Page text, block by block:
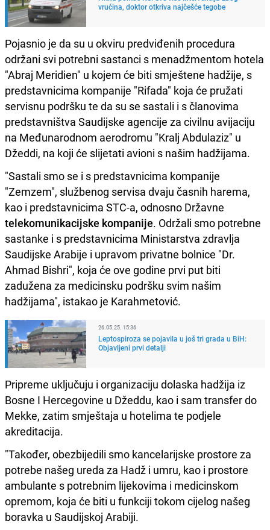
vrućina, doktor otkriva najčešće tegobe
Pojasnio je da su u okviru predviđenih procedura
održani svi potrebni sastanci s menadžmentom hotela
"Abraj Meridien" u kojem će biti smještene hadžije, s
predstavnicima kompanije "Rifada" koja će pružati
servisnu podršku te da su se sastali i s članovima
predstavništva Saudijske agencije za civilnu avijaciju
na Međunarodnom aerodromu "Kralj Abdulaziz" u
Džeddi, na koji će slijetati avioni s našim hadžijama.
"Sastali smo se i s predstavnicima kompanije
"Zemzem", službenog servisa dvaju časnih harema,
kao i predstavnicima STC-a, odnosno Državne
telekomunikacijske kompanije. Održali smo potrebne
sastanke i s predstavnicima Ministarstva zdravlja
Saudijske Arabije i upravom privatne bolnice "Dr.
Ahmad Bishri", koja će ove godine prvi put biti
zadužena za medicinsku podršku svim našim
hadžijama", istakao je Karahmetović.
26.05.25. 15:36
Leptospiroza se pojavila u još tri grada u BiH:
Objavljeni prvi detalji
Pripreme uključuju i organizaciju dolaska hadžija iz
Bosne I Hercegovine u Džeddu, kao i sam transfer do
Mekke, zatim smještaja u hotelima te podjele
akreditacija.
"Također, obezbijedili smo kancelarijske prostore za
potrebe našeg ureda za Hadž i umru, kao i prostore
ambulante s potrebnim lijekovima i medicinskom
opremom, koja će biti u funkciji tokom cijelog našeg
boravka u Saudijskoj Arabiji.